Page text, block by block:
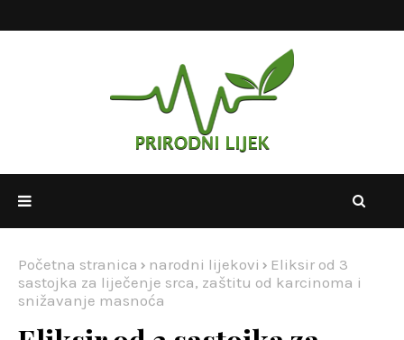
Početna stranica narodni lijekovi
Eliksir od 3
sastojka za liječenje srca, zaštitu od karcinoma i
snižavanje masnoća